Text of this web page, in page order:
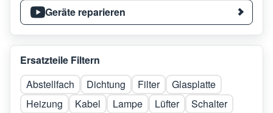
Geräte reparieren
Ersatzteile Filtern
Abstellfach
Dichtung Filter
Glasplatte
Heizung
Kabel Lampe Lüfter
Schalter